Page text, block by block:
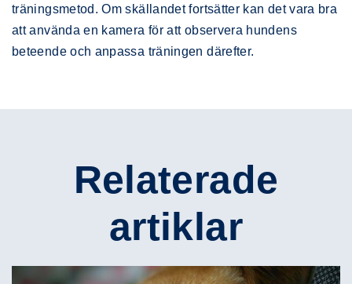
träningsmetod. Om skällandet fortsätter kan det vara bra
att använda en kamera för att observera hundens
beteende och anpassa träningen därefter.
Relaterade
artiklar